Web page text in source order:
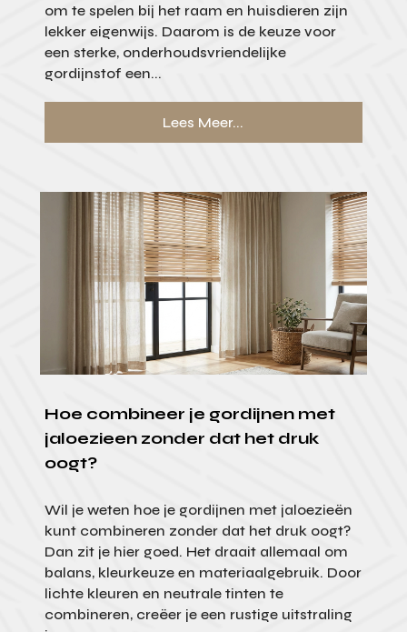
om te spelen bij het raam en huisdieren zijn
lekker eigenwijs. Daarom is de keuze voor
een sterke, onderhoudsvriendelijke
gordijnstof een...
Lees Meer...
Hoe combineer je gordijnen met
jaloezieen zonder dat het druk
oogt?
Wil je weten hoe je gordijnen met jaloezieën
kunt combineren zonder dat het druk oogt?
Dan zit je hier goed. Het draait allemaal om
balans, kleurkeuze en materiaalgebruik. Door
lichte kleuren en neutrale tinten te
combineren, creëer je een rustige uitstraling